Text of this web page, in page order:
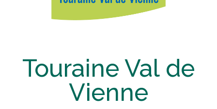
Touraine Val de
Vienne